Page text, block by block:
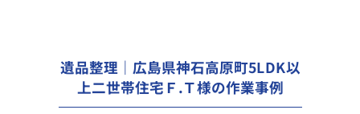
遺品整理｜広島県神石高原町5LDK以
上二世帯住宅Ｆ.Ｔ様の作業事例